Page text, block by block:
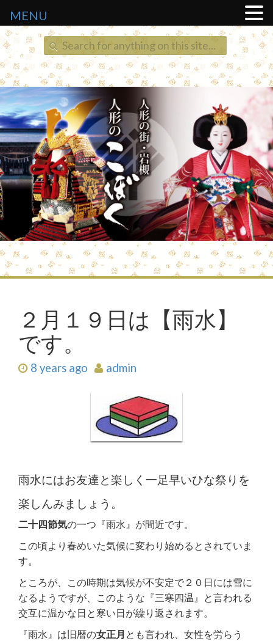
Search
for:
２月１９日は【雨水】
です。
8 years ago admin
雨水にはお友達と楽しく一足早いひな祭りを
楽しんみましょう。
二十四節気の一つ『雨水』が間近です。
この頃より春めいた気候に変わり始めるとされていま
す。
ところが、この時期は気候が不安定で２０日には雪に
なるようですが、このような『三寒四温』と言われる
交互に温かな日と寒い日が繰り返されます。
『雨水』は旧暦の女正月 とも言われ、女性を労らう
MENU